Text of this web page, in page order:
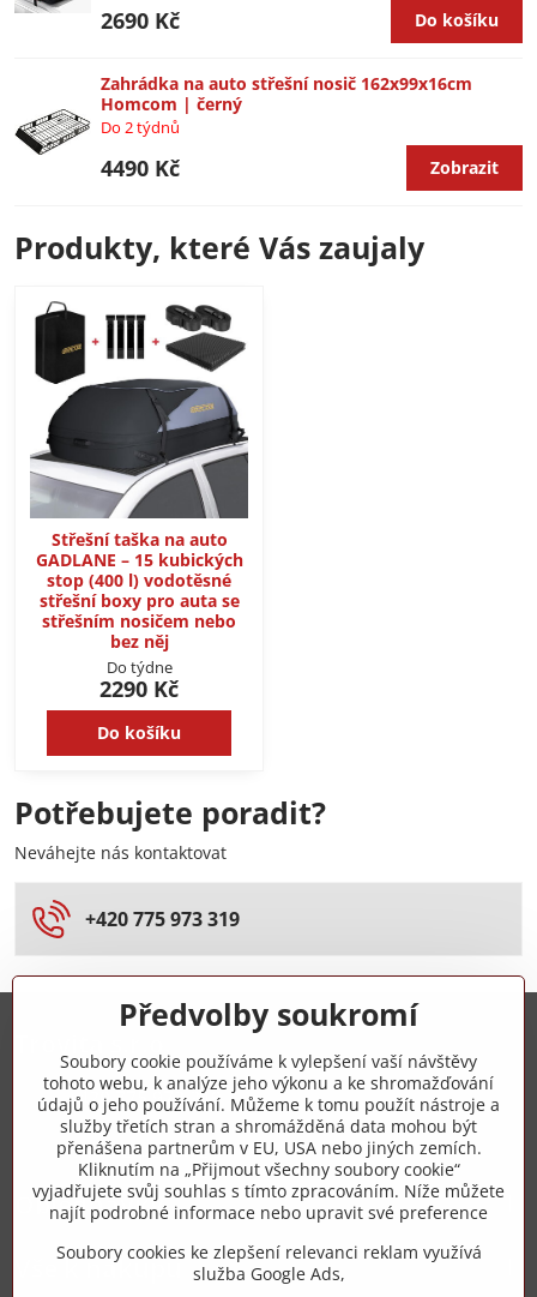
2690 Kč Do košíku
Zahrádka na auto střešní nosič 162x99x16cm
Homcom | černý
Do 2 týdnů
4490 Kč Zobrazit
Produkty, které Vás zaujaly
Střešní taška na auto
GADLANE – 15 kubických
stop (400 l) vodotěsné
střešní boxy pro auta se
střešním nosičem nebo
bez něj
Do týdne
2290 Kč
Do košíku
Potřebujete poradit?
Neváhejte nás kontaktovat
+420 775 973 319
+420 775 973 319
info​@zipzop​.cz
Objednávky
Vše k nákupu
Předvolby soukromí
Soubory cookie používáme k vylepšení vaší návštěvy
tohoto webu, k analýze jeho výkonu a ke shromažďování
údajů o jeho používání. Můžeme k tomu použít nástroje a
služby třetích stran a shromážděná data mohou být
přenášena partnerům v EU, USA nebo jiných zemích.
Kliknutím na „Přijmout všechny soubory cookie“
vyjadřujete svůj souhlas s tímto zpracováním. Níže můžete
najít podrobné informace nebo upravit své preference
Soubory cookies ke zlepšení relevanci reklam využívá
služba Google Ads,